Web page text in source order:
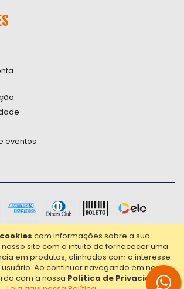
cookies com informações sobre a sua
site com o intuito de fornececer uma
em produtos, alinhados com o interesse
Ao continuar navegando em nosso
com a nossa Política de Privacidade.
eventos